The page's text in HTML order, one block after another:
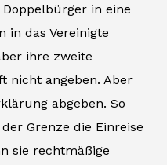
in eine
in das Vereinigte
ihre zweite
nicht angeben. Aber
abgeben. So
Grenze die Einreise
sie rechtmäßige